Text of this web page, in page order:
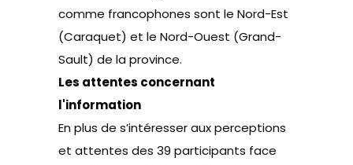
comme francophones sont le Nord-Est
(Caraquet) et le Nord-Ouest (Grand-
Sault) de la province.
Les attentes concernant
l'information
En plus de s’intéresser aux perceptions
et attentes des 39 participants face